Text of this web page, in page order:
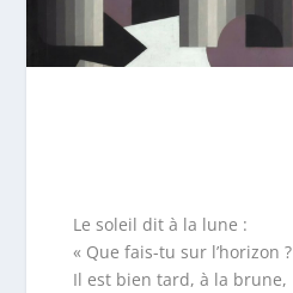
Le soleil dit à la lune :
« Que fais-tu sur l’horizon ?
Il est bien tard, à la brune,